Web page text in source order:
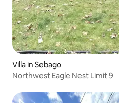
Villa in Sebago
Northwest Eagle Nest Limit 9